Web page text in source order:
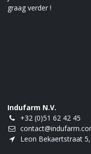
graag verder !
Indufarm N.V.
+32 (0)51 62 42 45
Leon Bekaertstraat